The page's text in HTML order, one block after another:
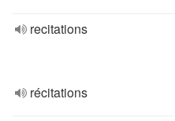
recitations
récitations